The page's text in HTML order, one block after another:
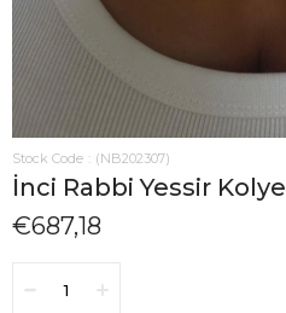
Stock Code (NB202307)
İnci Rabbi Yessir Kolye
€687,18